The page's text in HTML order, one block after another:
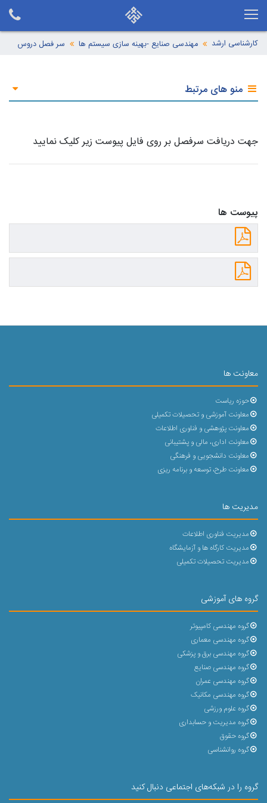
کارشناسی ارشد مهندسی صنایع -بهینه سازی سیستم ها سر فصل دروس
منو های مرتبط
جهت دریافت سرفصل بر روی فایل پیوست زیر کلیک نمایید
پیوست ها
معاونت ها
حوزه ریاست
معاونت آموزشی و تحصیلات تکمیلی
معاونت پژوهشی و فناوری اطلاعات
معاونت اداری، مالی و پشتیبانی
معاونت دانشجویی و فرهنگی
معاونت طرح، توسعه و برنامه ریزی
مدیریت ها
مدیریت فناوری اطلاعات
مدیریت کارگاه ها و آزمایشگاه
مدیریت تحصیلات تکمیلی
گروه های آموزشی
گروه مهندسی کامپیوتر
گروه مهندسی معماری
گروه مهندسی برق و پزشکی
گروه مهندسی صنایع
گروه مهندسی عمران
گروه مهندسی مکانیک
گروه علوم ورزشی
گروه مدیریت و حسابداری
گروه حقوق
گروه روانشناسی
گروه را در شبکه‌های اجتماعی دنبال کنید